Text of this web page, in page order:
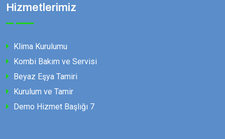
Hizmetlerimiz
Klima Kurulumu
Kombi Bakım ve Servisi
Beyaz Eşya Tamiri
Kurulum ve Tamir
Demo Hizmet Başlığı 7